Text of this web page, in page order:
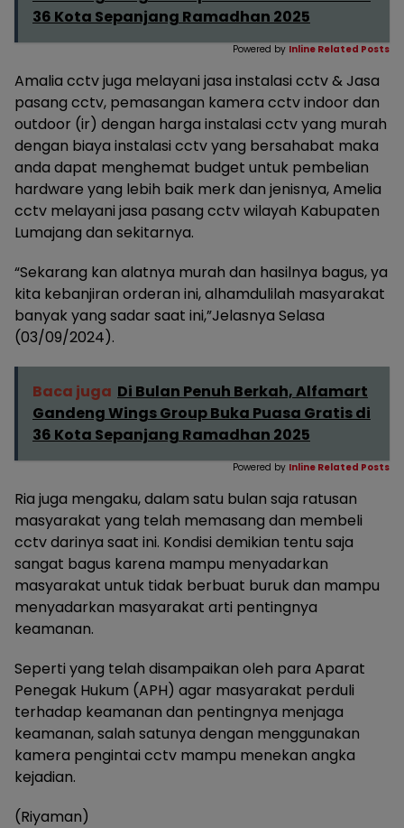
36 Kota Sepanjang Ramadhan 2025
Powered by Inline Related Posts
Amalia cctv juga melayani jasa instalasi cctv & Jasa
pasang cctv, pemasangan kamera cctv indoor dan
outdoor (ir) dengan harga instalasi cctv yang murah
dengan biaya instalasi cctv yang bersahabat maka
anda dapat menghemat budget untuk pembelian
hardware yang lebih baik merk dan jenisnya, Amelia
cctv melayani jasa pasang cctv wilayah Kabupaten
Lumajang dan sekitarnya.
“Sekarang kan alatnya murah dan hasilnya bagus, ya
kita kebanjiran orderan ini, alhamdulilah masyarakat
banyak yang sadar saat ini,”Jelasnya Selasa
(03/09/2024).
Baca juga Di Bulan Penuh Berkah, Alfamart
Gandeng Wings Group Buka Puasa Gratis di
36 Kota Sepanjang Ramadhan 2025
Powered by Inline Related Posts
Ria juga mengaku, dalam satu bulan saja ratusan
masyarakat yang telah memasang dan membeli
cctv darinya saat ini. Kondisi demikian tentu saja
sangat bagus karena mampu menyadarkan
masyarakat untuk tidak berbuat buruk dan mampu
menyadarkan masyarakat arti pentingnya
keamanan.
Seperti yang telah disampaikan oleh para Aparat
Penegak Hukum (APH) agar masyarakat perduli
terhadap keamanan dan pentingnya menjaga
keamanan, salah satunya dengan menggunakan
kamera pengintai cctv mampu menekan angka
kejadian.
(Riyaman)